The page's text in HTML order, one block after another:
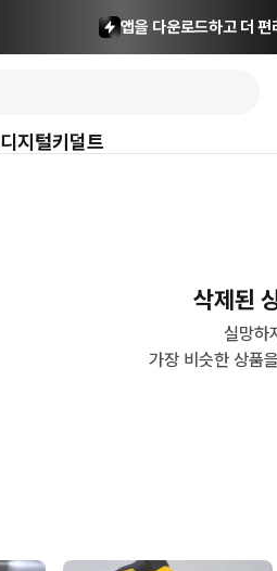
앱을 다운로드하고 더
디지털키덜트
삭제된
실망하
가장 비슷한 상품